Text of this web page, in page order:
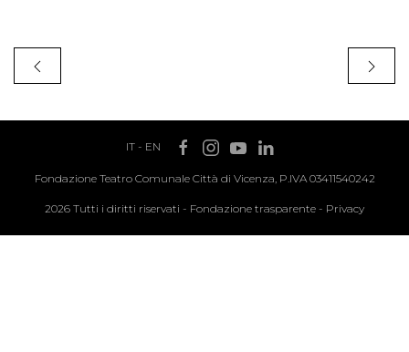
IT- EN
Fondazione Teatro Comunale Città di Vicenza, P.IVA 03411540242
2026 Tutti i diritti riservati - Fondazione trasparente - Privacy